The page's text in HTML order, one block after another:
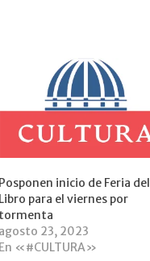
Posponen inicio de Feria del
Libro para el viernes por
tormenta
agosto 23, 2023
En «#CULTURA»